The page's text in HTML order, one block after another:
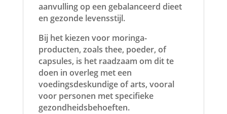
aanvulling op een gebalanceerd dieet
en gezonde levensstijl.
Bij het kiezen voor moringa-
producten, zoals thee, poeder, of
capsules, is het raadzaam om dit te
doen in overleg met een
voedingsdeskundige of arts, vooral
voor personen met specifieke
gezondheidsbehoeften.